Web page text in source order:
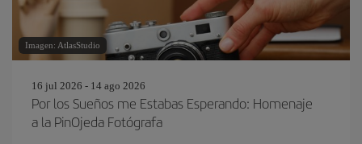
Imagen: AtlasStudio
16 jul 2026 - 14 ago 2026
Por los Sueños me Estabas Esperando: Homenaje
a la PinOjeda Fotógrafa